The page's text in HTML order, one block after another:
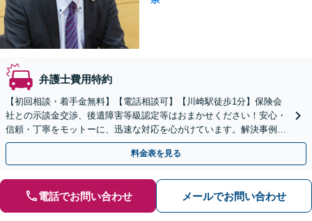
弁護士費用特約
【初回相談・着手金無料】【電話相談可】【川崎駅徒歩1分】保険会
社との示談金交渉、後遺障害等級認定等はおまかせください！安心・
信頼・丁寧をモットーに、迅速な対応を心がけています。解決事例も
多数あり、交通事故に強い法律事務所と自負しております。
料金表を見る
電話でお問い合わせ メールでお問い合わせ